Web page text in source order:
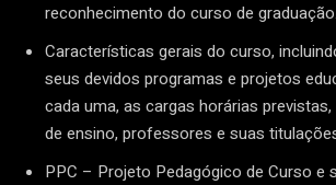
reconhecimento do curso de graduação.
Características gerais do curso,
seus devidos programas e projetos
cada uma, as cargas horárias
de ensino, professores e suas
PPC – Projeto Pedagógico de Curso e